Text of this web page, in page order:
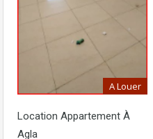
A Louer
Location Appartement À
Agla